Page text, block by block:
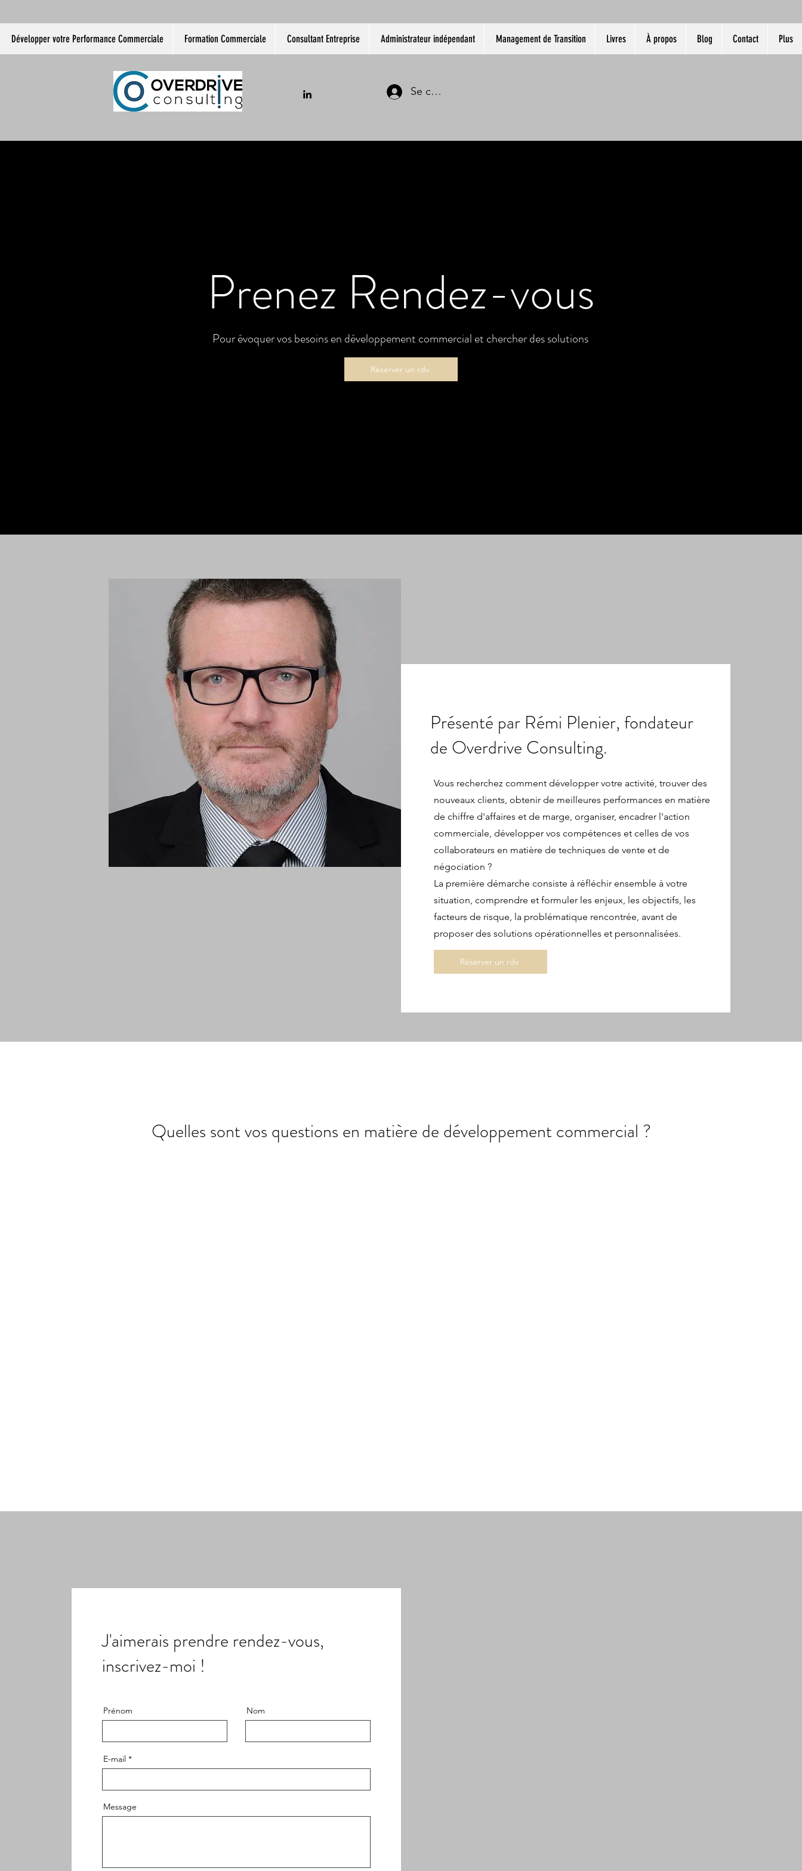
Développer votre Performance Commerciale Formation Commerciale Consultant Entreprise Administrateur indépendant Management de Transition Livres À propos Blog Contact Plus
Se connecter
Prenez Rendez-vous
Pour évoquer vos besoins en développement commercial et chercher des solutions
Réserver un rdv
Présenté par Rémi Plenier, fondateur
de Overdrive Consulting.
Vous recherchez comment développer votre activité, trouver des
nouveaux clients, obtenir de meilleures performances en matière
de chiffre d'affaires et de marge, organiser, encadrer l'action
commerciale, développer vos compétences et celles de vos
collaborateurs en matière de techniques de vente et de
négociation ?
La première démarche consiste à réfléchir ensemble à votre
situation, comprendre et formuler les enjeux, les objectifs, les
facteurs de risque, la problématique rencontrée, avant de
proposer des solutions opérationnelles et personnalisées.
Réserver un rdv
Quelles sont vos questions en matière de développement commercial ?
J'aimerais prendre rendez-vous,
inscrivez-moi !
Prénom Nom
E-mail
Message